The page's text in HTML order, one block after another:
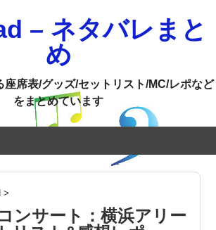
– ネタバレまと
め
座席表/グッズ/セットリスト/MC/レポなど
をまとめています
>
ンサート：横浜アリー